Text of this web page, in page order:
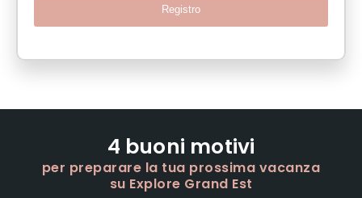
Registro
4 buoni motivi
per preparare la tua prossima vacanza
su Explore Grand Est